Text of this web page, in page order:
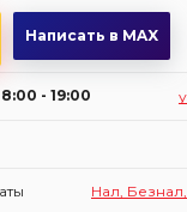
Написать в MAX
- 19:00
Нал,